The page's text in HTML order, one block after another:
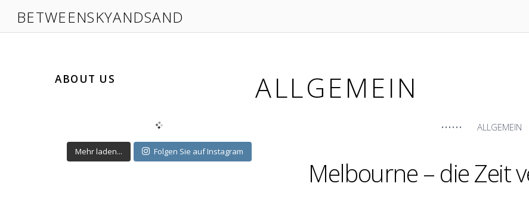
BETWEENSKYANDSAND
ALLGEMEIN
ALLGEMEIN
Melbourne – die Zeit
ABOUT US
Mehr laden... Folgen Sie auf Instagram